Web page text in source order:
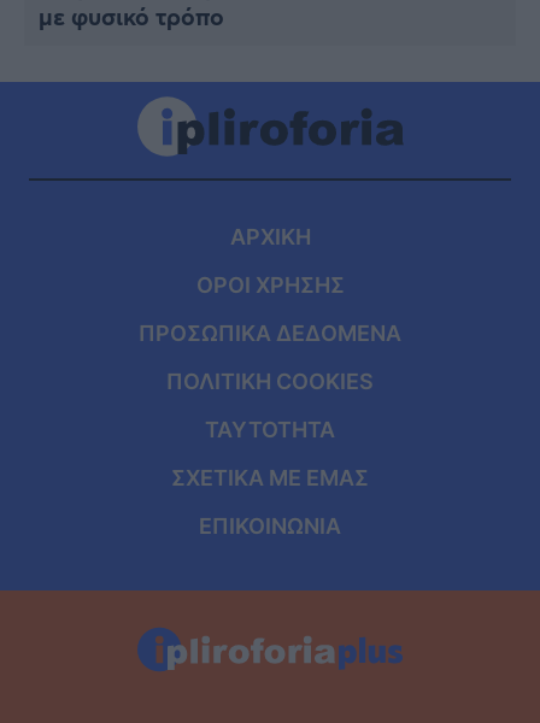
με φυσικό τρόπο
ΑΡΧΙΚΗ
ΟΡΟΙ ΧΡΗΣΗΣ
ΠΡΟΣΩΠΙΚΑ ΔΕΔΟΜΕΝΑ
ΠΟΛΙΤΙΚΗ COOKIES
ΤΑΥΤΟΤΗΤΑ
ΣΧΕΤΙΚΑ ΜΕ ΕΜΑΣ
ΕΠΙΚΟΙΝΩΝΙΑ